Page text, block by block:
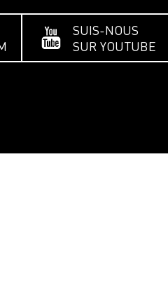
SUIS-NOUS
SUR YOUTUBE